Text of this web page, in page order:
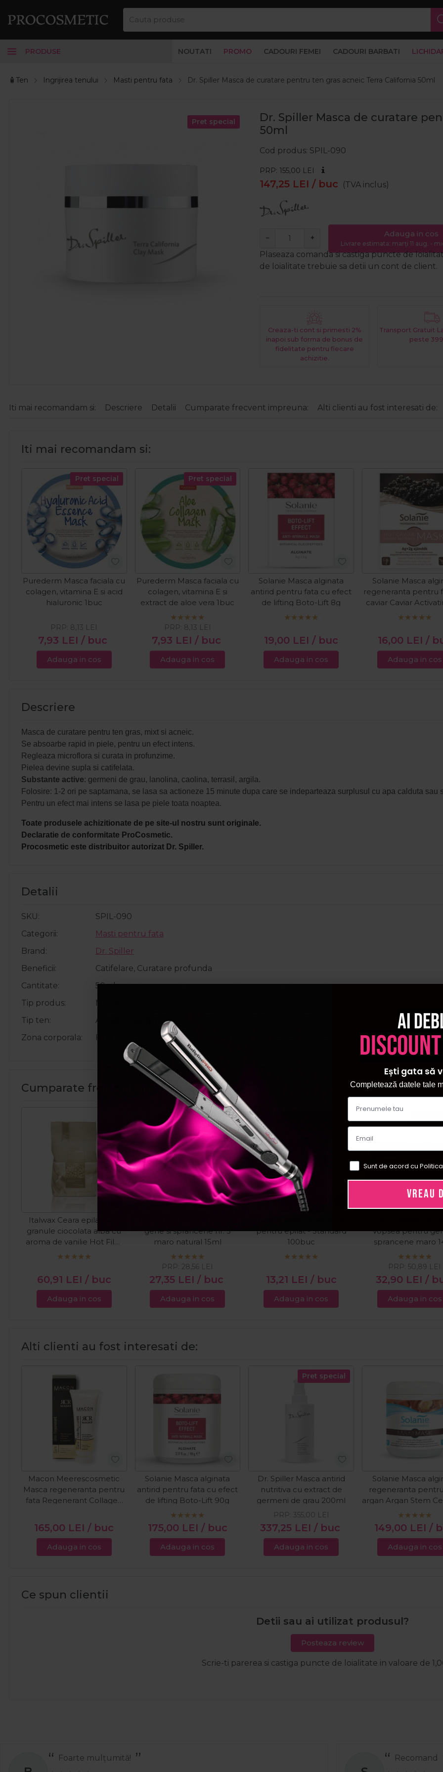
PRODUSE NOUTATI PROMO CADOURI FEMEI CADOURI BARBATI
🧴Ten Ingrijirea tenului Masti pentru fata Dr. Spiller Masca de curatare pentru ten gras acneic Terra California 50ml
Pret special
Dr. Spiller Masca de curatare
50ml
Cod produs SPIL-090
PRP: 155,00 LEI
147,25 LEI / buc (TVA inclus)
− + Adauga in cos
Livrare estimata: marți 11 aug. -
Plaseaza comanda si castiga puncte de
de loialitate trebuie sa detii un cont de client.
Creaza-ti cont si primesti 2%
inapoi sub forma de bonus de
fidelitate pentru fiecare
achizitie.
Transport Gratuit
peste
Iti mai recomandam si: Descriere Detalii Cumparate frecvent impreuna: Alti clienti au fost interesati de:
Iti mai recomandam si:
Pret special
Purederm Masca faciala cu
colagen, vitamina E si acid
hialuronic 1buc
7,93 LEI / buc
PRP: 8,13 LEI
Adauga in cos
Pret special
Purederm Masca faciala cu
colagen, vitamina E si
extract de aloe vera 1buc
7,93 LEI / buc
PRP: 8,13 LEI
Adauga in cos
Solanie Masca alginata
antirid pentru fata cu efect
de lifting Boto-Lift 8g
19,00 LEI / buc
Adauga in cos
Solanie Masca
regeneranta pentru
caviar Caviar
16,00 LEI /
Adauga in cos
Descriere
Masca de curatare pentru ten gras, mixt si acneic.
Se absoarbe rapid in piele, pentru un efect intens.
Regleaza microflora si curata in profunzime.
Pielea devine supla si catifelata.
Substante active: germeni de grau, lanolina, caolina, terrasil, argila.
Folosire: 1-2 ori pe saptamana, se lasa sa actioneze 15 minute dupa care se indeparteaza surplusul cu apa calduta sau
Pentru un efect mai intens se lasa pe piele toata noaptea.
Toate produsele achizitionate de pe site-ul nostru sunt originale.
Declaratie de conformitate ProCosmetic.
Procosmetic este distribuitor autorizat Dr. Spiller.
Detalii
SKU
SPIL-090
Categorii
Masti pentru fata
Brand
Dr. Spiller
Beneficii
Catifelare, Curatare profunda
Cantitate
50ml
Tip produs
Masca
Tip ten
Acneic, Gras, Mixt
Zona corporala
Fata
Cumparate frecvent impreuna:
Italwax Ceara epilatoare
granule ciocolata alba cu
aroma de vanilie Hot Film
Ciocolata Alba 1kg
60,91 LEI / buc
Adauga in cos
Pret special
gene si sprancene nr. 3
maro natural 15ml
27,35 LEI / buc
PRP: 28,56 LEI
Adauga in cos
pentru epilat - Standard
100buc
13,21 LEI / buc
Adauga in cos
Vopsea pentru
sprancene maro
32,90 LEI /
PRP: 50,89 LEI
Adauga in cos
Alti clienti au fost interesati de:
Macon Meerescosmetic
Masca regeneranta pentru
fata Regenerant Collagen
165,00 LEI / buc
Adauga in cos
Solanie Masca alginata
antirid pentru fata cu efect
de lifting Boto-Lift 90g
175,00 LEI / buc
Adauga in cos
Pret special
Dr. Spiller Masca antirid
nutritiva cu extract de
germeni de grau 200ml
337,25 LEI / buc
PRP: 355,00 LEI
Adauga in cos
Solanie Masca
regeneranta
argan Argan Stem
149,00 LEI /
Adauga in cos
Ce spun clientii
Detii sau ai utilizat produsul?
Posteaza review
Scrie-ti parerea si castiga puncte de loialitate in valoare de
Totul a decurs perfect și rapid.
Ai
Ești gata să
Completează datele tale
Sunt de acord cu
VREAU